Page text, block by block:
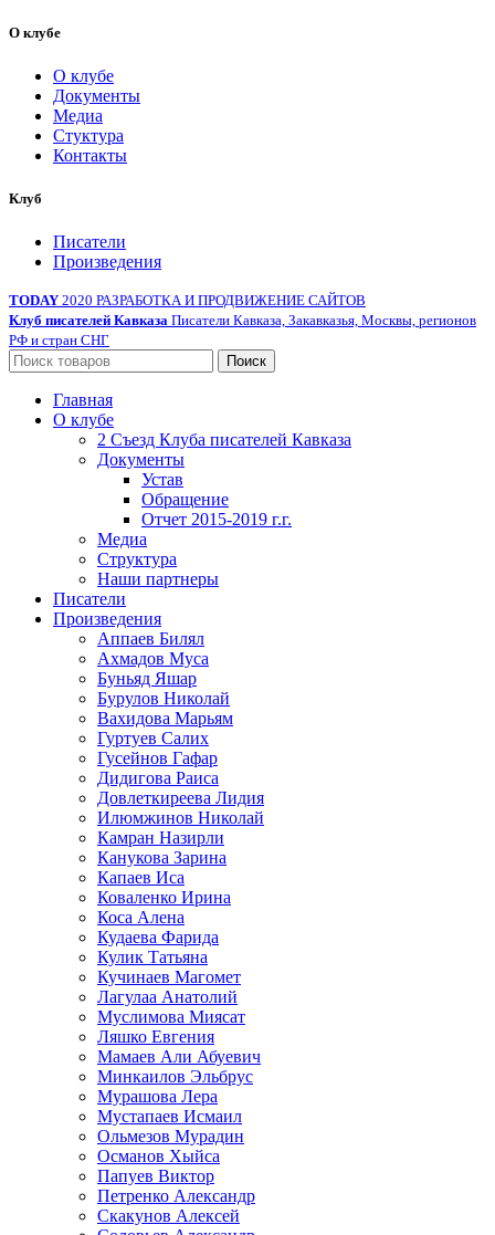
О клубе
О клубе
Документы
Медиа
Стуктура
Контакты
Клуб
Писатели
Произведения
TODAY 2020 РАЗРАБОТКА И ПРОДВИЖЕНИЕ САЙТОВ
Клуб писателей Кавказа Писатели Кавказа, Закавказья, Москвы, регионов
РФ и стран СНГ
Поиск
Главная
О клубе
2 Съезд Клуба писателей Кавказа
Документы
Устав
Обращение
Отчет 2015-2019 г.г.
Медиа
Структура
Наши партнеры
Писатели
Произведения
Аппаев Билял
Ахмадов Муса
Буньяд Яшар
Бурулов Николай
Вахидова Марьям
Гуртуев Салих
Гусейнов Гафар
Дидигова Раиса
Довлеткиреева Лидия
Илюмжинов Николай
Камран Назирли
Канукова Зарина
Капаев Иса
Коваленко Ирина
Коса Алена
Кудаева Фарида
Кулик Татьяна
Кучинаев Магомет
Лагулаа Анатолий
Муслимова Миясат
Ляшко Евгения
Мамаев Али Абуевич
Минкаилов Эльбрус
Мурашова Лера
Мустапаев Исмаил
Ольмезов Мурадин
Османов Хыйса
Папуев Виктор
Петренко Александр
Скакунов Алексей